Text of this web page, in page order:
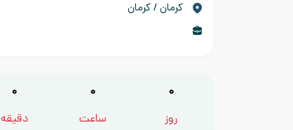
كرمان / کرمان
0
روز
0
ساعت
0
دقیقه